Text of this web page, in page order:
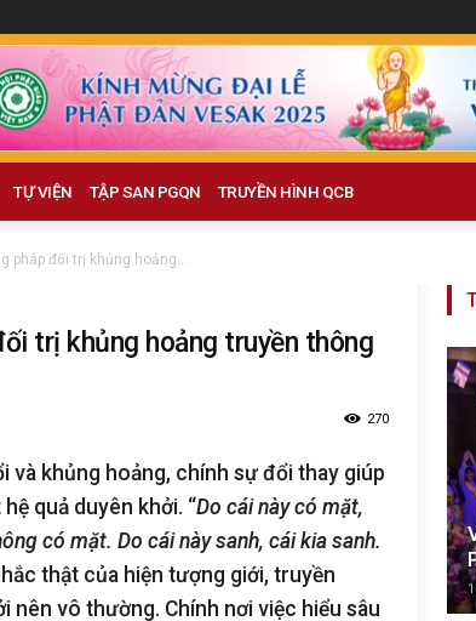
TỰ VIỆN TẬP SAN PGQN TRUYỀN HÌNH QCB
pháp đối trị khủng hoảng...
trị khủng hoảng truyền thông
270
và khủng hoảng, chính sự đổi thay giúp
quả duyên khởi. “Do cái này có mặt,
có mặt. Do cái này sanh, cái kia sanh.
thật của hiện tượng giới, truyền
nên vô thường. Chính nơi việc hiểu sâu